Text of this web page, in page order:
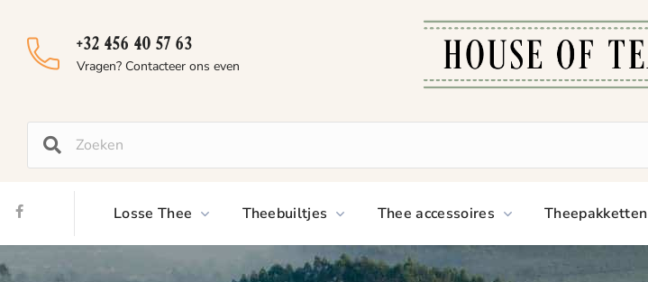
+32 456 40 57 63
Vragen? Contacteer ons even
Losse Thee Theebuiltjes Thee accessoires Theepakketten